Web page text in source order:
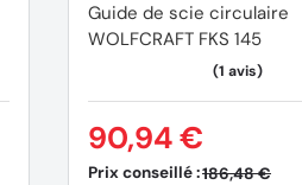
Guide de scie circulaire
WOLFCRAFT FKS 145
Prix conseillé :186,48 €
90,94 €